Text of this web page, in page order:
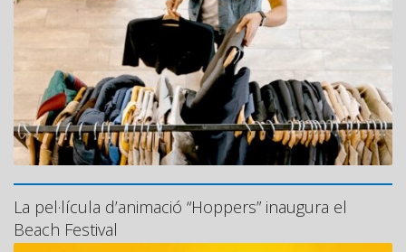
La pel·lícula d’animació “Hoppers” inaugura el
Beach Festival